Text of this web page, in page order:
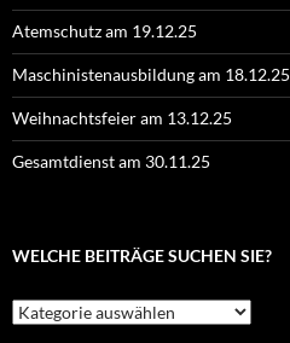
Atemschutz am 19.12.25
Maschinistenausbildung am 18.12.25
Weihnachtsfeier am 13.12.25
Gesamtdienst am 30.11.25
WELCHE BEITRÄGE SUCHEN SIE?
Welche
Beiträge